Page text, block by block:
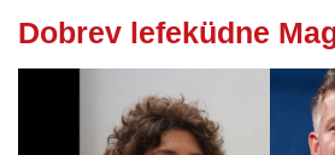
Dobrev lefeküdne